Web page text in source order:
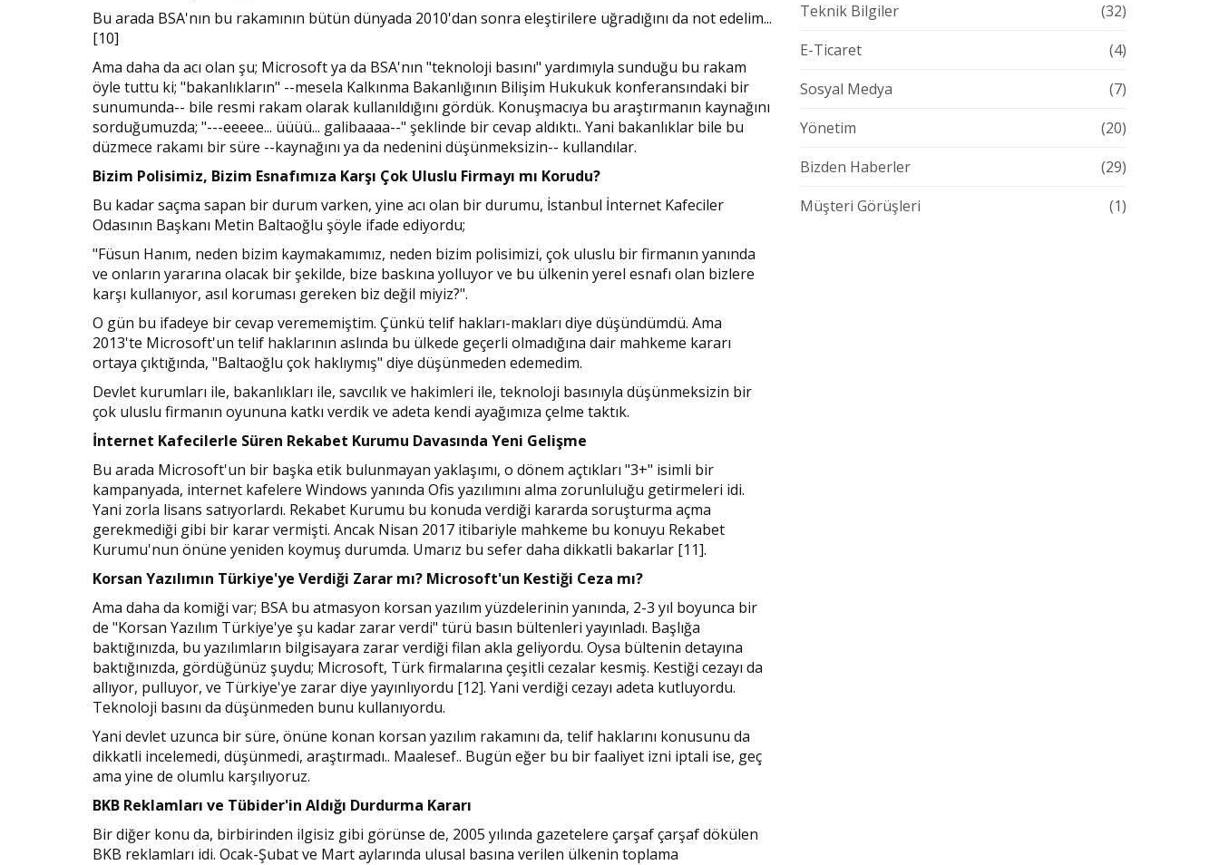
Teknik Bilgiler
(32)
E-Ticaret
(4)
Sosyal Medya
(7)
Yönetim
(20)
Bizden Haberler
(29)
Müşteri Görüşleri
(1)
Bu arada BSA'nın bu rakamının bütün dünyada 2010'dan sonra eleştirilere uğradığını da not edelim...
[10]
Ama daha da acı olan şu; Microsoft ya da BSA'nın "teknoloji basını" yardımıyla sunduğu bu rakam
öyle tuttu ki; "bakanlıkların" --mesela Kalkınma Bakanlığının Bilişim Hukukuk konferansındaki bir
sunumunda-- bile resmi rakam olarak kullanıldığını gördük. Konuşmacıya bu araştırmanın kaynağını
sorduğumuzda; "---eeeee... üüüü... galibaaaa--" şeklinde bir cevap aldıktı.. Yani bakanlıklar bile bu
düzmece rakamı bir süre --kaynağını ya da nedenini düşünmeksizin-- kullandılar.
Bizim Polisimiz, Bizim Esnafımıza Karşı Çok Uluslu Firmayı mı Korudu?
Bu kadar saçma sapan bir durum varken, yine acı olan bir durumu, İstanbul İnternet Kafeciler
Odasının Başkanı Metin Baltaoğlu şöyle ifade ediyordu;
"Füsun Hanım, neden bizim kaymakamımız, neden bizim polisimizi, çok uluslu bir firmanın yanında
ve onların yararına olacak bir şekilde, bize baskına yolluyor ve bu ülkenin yerel esnafı olan bizlere
karşı kullanıyor, asıl koruması gereken biz değil miyiz?".
O gün bu ifadeye bir cevap verememiştim. Çünkü telif hakları-makları diye düşündümdü. Ama
2013'te Microsoft'un telif haklarının aslında bu ülkede geçerli olmadığına dair mahkeme kararı
ortaya çıktığında, "Baltaoğlu çok haklıymış" diye düşünmeden edemedim.
Devlet kurumları ile, bakanlıkları ile, savcılık ve hakimleri ile, teknoloji basınıyla düşünmeksizin bir
çok uluslu firmanın oyununa katkı verdik ve adeta kendi ayağımıza çelme taktık.
İnternet Kafecilerle Süren Rekabet Kurumu Davasında Yeni Gelişme
Bu arada Microsoft'un bir başka etik bulunmayan yaklaşımı, o dönem açtıkları "3+" isimli bir
kampanyada, internet kafelere Windows yanında Ofis yazılımını alma zorunluluğu getirmeleri idi.
Yani zorla lisans satıyorlardı. Rekabet Kurumu bu konuda verdiği kararda soruşturma açma
gerekmediği gibi bir karar vermişti. Ancak Nisan 2017 itibariyle mahkeme bu konuyu Rekabet
Kurumu'nun önüne yeniden koymuş durumda. Umarız bu sefer daha dikkatli bakarlar [11].
Korsan Yazılımın Türkiye'ye Verdiği Zarar mı? Microsoft'un Kestiği Ceza mı?
Ama daha da komiği var; BSA bu atmasyon korsan yazılım yüzdelerinin yanında, 2-3 yıl boyunca bir
de "Korsan Yazılım Türkiye'ye şu kadar zarar verdi" türü basın bültenleri yayınladı. Başlığa
baktığınızda, bu yazılımların bilgisayara zarar verdiği filan akla geliyordu. Oysa bültenin detayına
baktığınızda, gördüğünüz şuydu; Microsoft, Türk firmalarına çeşitli cezalar kesmiş. Kestiği cezayı da
allıyor, pulluyor, ve Türkiye'ye zarar diye yayınlıyordu [12]. Yani verdiği cezayı adeta kutluyordu.
Teknoloji basını da düşünmeden bunu kullanıyordu.
Yani devlet uzunca bir süre, önüne konan korsan yazılım rakamını da, telif haklarını konusunu da
dikkatli incelemedi, düşünmedi, araştırmadı.. Maalesef.. Bugün eğer bu bir faaliyet izni iptali ise, geç
ama yine de olumlu karşılıyoruz.
BKB Reklamları ve Tübider'in Aldığı Durdurma Kararı
Bir diğer konu da, birbirinden ilgisiz gibi görünse de, 2005 yılında gazetelere çarşaf çarşaf dökülen
BKB reklamları idi. Ocak-Şubat ve Mart aylarında ulusal basına verilen ülkenin toplama